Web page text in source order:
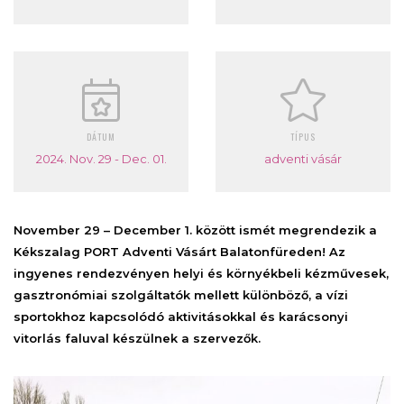
DÁTUM
2024. Nov. 29 - Dec. 01.
TÍPUS
adventi vásár
November 29 – December 1. között ismét megrendezik a
Kékszalag PORT Adventi Vásárt Balatonfüreden! Az
ingyenes rendezvényen helyi és környékbeli kézművesek,
gasztronómiai szolgáltatók mellett különböző, a vízi
sportokhoz kapcsolódó aktivitásokkal és karácsonyi
vitorlás faluval készülnek a szervezők.